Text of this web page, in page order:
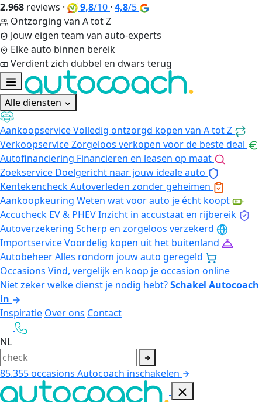
2.968 reviews · 9,8/10 · 4,8/5
Ontzorging van A tot Z
Jouw eigen team van auto-experts
Elke auto binnen bereik
Verdient zich dubbel en dwars terug
Alle diensten
AankoopserviceVolledig ontzorgd kopen van A tot Z
VerkoopserviceZorgeloos verkopen voor de beste deal
Autofinanciering Financieren en leasen op maat
Zoekservice Doelgericht naar jouw ideale auto
KentekencheckAutoverleden zonder geheimen
Aankoopkeuring Weten wat voor auto je écht koopt
Accucheck EV & PHEVInzicht in accustaat en rijbereik
Autoverzekering Scherp en zorgeloos verzekerd
ImportserviceVoordelig kopen uit het buitenland
AutobeheerAlles rondom jouw auto geregeld
Occasions Vind, vergelijk en koop je occasion online
Niet zeker welke dienst je nodig hebt?Schakel Autocoach
in
Inspiratie Over ons Contact
NL
85.355occasions Autocoach inschakelen